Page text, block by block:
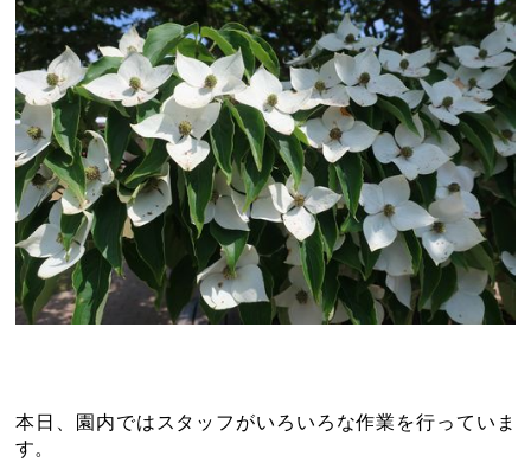
本日、園内ではスタッフがいろいろな作業を行っていま
す。